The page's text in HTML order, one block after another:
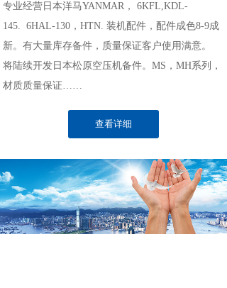
专业经营日本洋马YANMAR ， 6KFL,KDL-
145. 6HAL-130 ， HTN. 装机配件，配件成色8-9成
新。有大量库存备件，质量保证客户使用满意。
将陆续开发日本松原空压机备件。 MS ， MH系列，
材质质量保证……
查看详细